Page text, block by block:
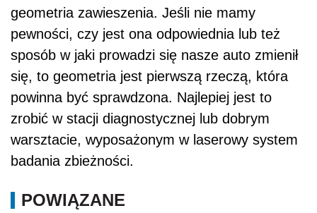
geometria zawieszenia. Jeśli nie mamy
pewności, czy jest ona odpowiednia lub też
sposób w jaki prowadzi się nasze auto zmienił
się, to geometria jest pierwszą rzeczą, która
powinna być sprawdzona. Najlepiej jest to
zrobić w stacji diagnostycznej lub dobrym
warsztacie, wyposażonym w laserowy system
badania zbieżności.
POWIĄZANE